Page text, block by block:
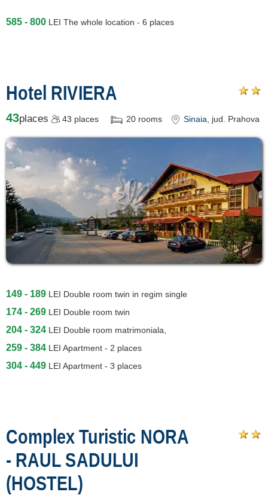
585 - 800 LEI The whole location - 6 places
Hotel RIVIERA
43places 43 places 20 rooms Sinaia, jud. Prahova
149 - 189 LEI Double room twin in regim single
174 - 269 LEI Double room twin
204 - 324 LEI Double room matrimoniala,
259 - 384 LEI Apartment - 2 places
304 - 449 LEI Apartment - 3 places
Complex Turistic NORA
- RAUL SADULUI
(HOSTEL)